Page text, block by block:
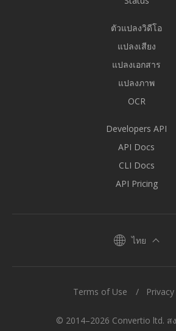
ตัวแปลงวิดีโอ
แปลงเสียง
แปลงเอกสาร
แปลงภาพ
OCR
Developers API
API Docs
CLI Docs
API Pricing
ไทย
© 2014–2026 Convertio ltd.
Terms of Use